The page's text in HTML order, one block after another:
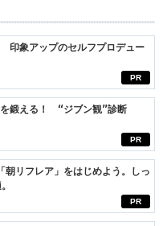
PR
印象アップのセルフプロデュー
PR
を鍛える！ “ジブン観”診断
PR
リフレア」をはじめよう。しっ